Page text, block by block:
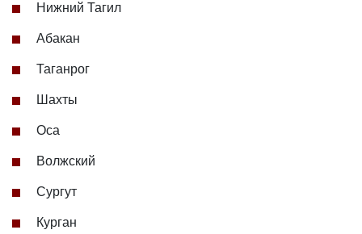
Нижний Тагил
Абакан
Таганрог
Шахты
Оса
Волжский
Сургут
Курган